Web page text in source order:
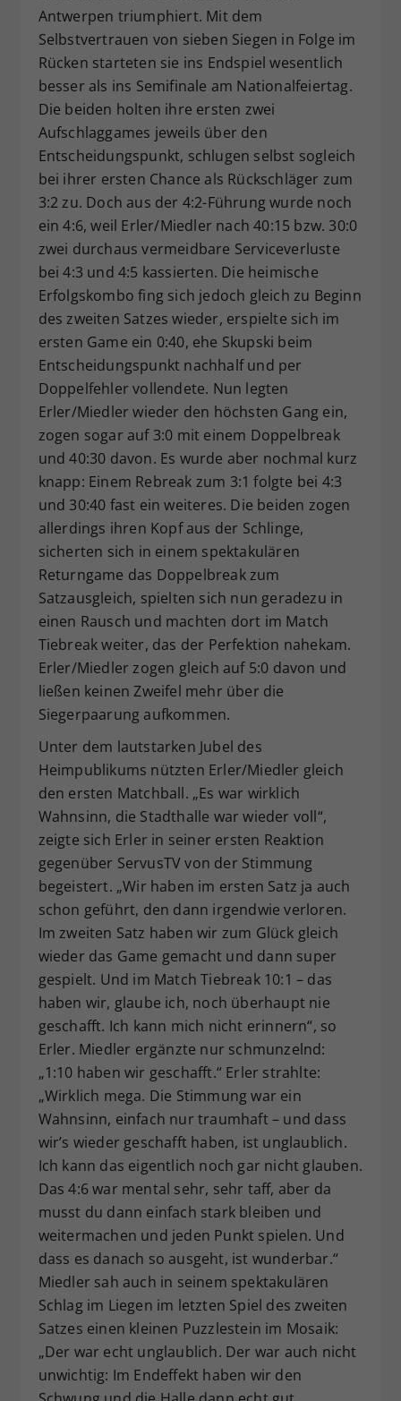
Antwerpen triumphiert. Mit dem
Selbstvertrauen von sieben Siegen in Folge im
Rücken starteten sie ins Endspiel wesentlich
besser als ins Semifinale am Nationalfeiertag.
Die beiden holten ihre ersten zwei
Aufschlaggames jeweils über den
Entscheidungspunkt, schlugen selbst sogleich
bei ihrer ersten Chance als Rückschläger zum
3:2 zu. Doch aus der 4:2-Führung wurde noch
ein 4:6, weil Erler/Miedler nach 40:15 bzw. 30:0
zwei durchaus vermeidbare Serviceverluste
bei 4:3 und 4:5 kassierten. Die heimische
Erfolgskombo fing sich jedoch gleich zu Beginn
des zweiten Satzes wieder, erspielte sich im
ersten Game ein 0:40, ehe Skupski beim
Entscheidungspunkt nachhalf und per
Doppelfehler vollendete. Nun legten
Erler/Miedler wieder den höchsten Gang ein,
zogen sogar auf 3:0 mit einem Doppelbreak
und 40:30 davon. Es wurde aber nochmal kurz
knapp: Einem Rebreak zum 3:1 folgte bei 4:3
und 30:40 fast ein weiteres. Die beiden zogen
allerdings ihren Kopf aus der Schlinge,
sicherten sich in einem spektakulären
Returngame das Doppelbreak zum
Satzausgleich, spielten sich nun geradezu in
einen Rausch und machten dort im Match
Tiebreak weiter, das der Perfektion nahekam.
Erler/Miedler zogen gleich auf 5:0 davon und
ließen keinen Zweifel mehr über die
Siegerpaarung aufkommen.
Unter dem lautstarken Jubel des
Heimpublikums nützten Erler/Miedler gleich
den ersten Matchball. „Es war wirklich
Wahnsinn, die Stadthalle war wieder voll“,
zeigte sich Erler in seiner ersten Reaktion
gegenüber ServusTV von der Stimmung
begeistert. „Wir haben im ersten Satz ja auch
schon geführt, den dann irgendwie verloren.
Im zweiten Satz haben wir zum Glück gleich
wieder das Game gemacht und dann super
gespielt. Und im Match Tiebreak 10:1 – das
haben wir, glaube ich, noch überhaupt nie
geschafft. Ich kann mich nicht erinnern“, so
Erler. Miedler ergänzte nur schmunzelnd:
„1:10 haben wir geschafft.“ Erler strahlte:
„Wirklich mega. Die Stimmung war ein
Wahnsinn, einfach nur traumhaft – und dass
wir’s wieder geschafft haben, ist unglaublich.
Ich kann das eigentlich noch gar nicht glauben.
Das 4:6 war mental sehr, sehr taff, aber da
musst du dann einfach stark bleiben und
weitermachen und jeden Punkt spielen. Und
dass es danach so ausgeht, ist wunderbar.“
Miedler sah auch in seinem spektakulären
Schlag im Liegen im letzten Spiel des zweiten
Satzes einen kleinen Puzzlestein im Mosaik:
„Der war echt unglaublich. Der war auch nicht
unwichtig: Im Endeffekt haben wir den